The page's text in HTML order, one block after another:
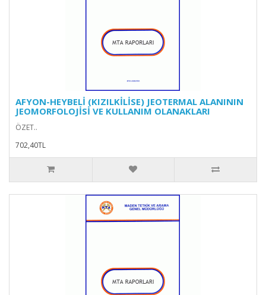
AFYON-HEYBELİ (KIZILKİLİSE) JEOTERMAL ALANININ
JEOMORFOLOJİSİ VE KULLANIM OLANAKLARI
ÖZET..
702,40TL